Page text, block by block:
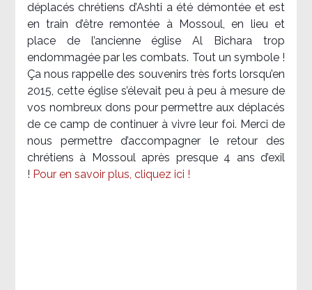
déplacés chrétiens d’Ashti a été démontée et est
en train d’être remontée à Mossoul, en lieu et
place de l’ancienne église Al Bichara trop
endommagée par les combats. Tout un symbole !
Ça nous rappelle des souvenirs très forts lorsqu’en
2015, cette église s’élevait peu à peu à mesure de
vos nombreux dons pour permettre aux déplacés
de ce camp de continuer à vivre leur foi. Merci de
nous permettre d’accompagner le retour des
chrétiens à Mossoul après presque 4 ans d’exil
! Pour en savoir plus, cliquez ici !